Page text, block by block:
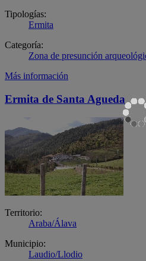
Tipologías:
Ermita
Categoría:
Zona de presunción
Más información
Ermita de Santa Agueda
Territorio:
Araba/Álava
Municipio:
Laudio/Llodio